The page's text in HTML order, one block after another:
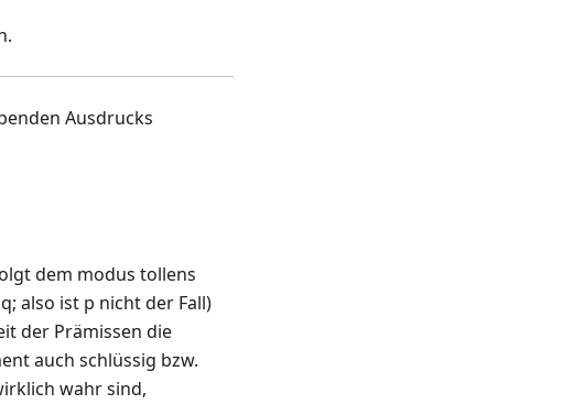
Ausdrucks
dem modus tollens
also ist p nicht der Fall)
der Prämissen die
auch schlüssig bzw.
wahr sind,